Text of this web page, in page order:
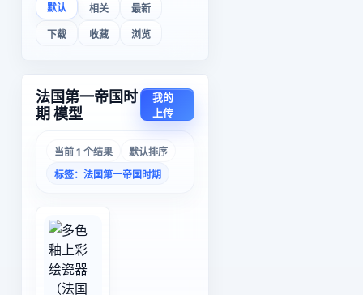
默认 相关 最新
下载 收藏 浏览
法国第一帝国时
期 模型
我的
上传
当前 1 个结果
默认排序
标签：法国第一帝国时期